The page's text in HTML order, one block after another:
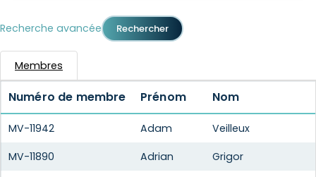
Recherche avancée
Membres
Numéro de membre Prénom Nom
MV-11942 Adam
Veilleux
MV-11890
Adrian
Grigor